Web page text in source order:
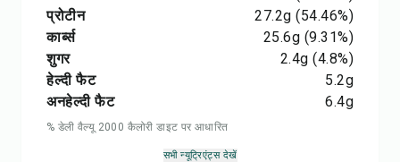
प्रोटीन
27.2g (54.46%)
कार्ब्स
25.6g (9.31%)
शुगर
2.4g (4.8%)
हेल्दी फैट
5.2g
अनहेल्दी फैट
6.4g
% डेली वैल्यू 2000 कैलोरी डाइट पर आधारित
सभी न्यूट्रिएंट्स देखें